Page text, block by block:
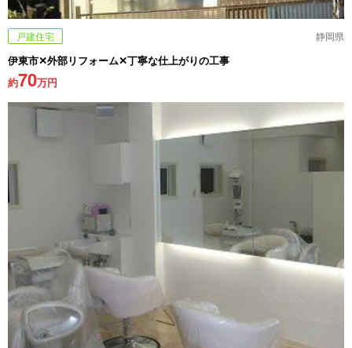
戸建住宅 静岡県
伊東市✕外部リフォーム✕丁寧な仕上がりの工事
約70万円